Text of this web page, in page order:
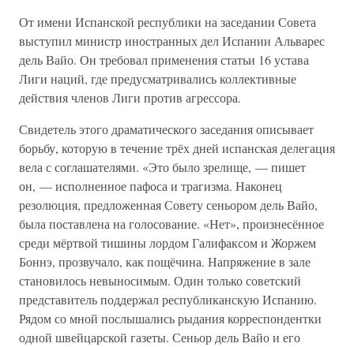
От имени Испанской республики на заседании Совета
выступил министр иностранных дел Испании Альварес
дель Вайо. Он требовал применения статьи 16 устава
Лиги наций, где предусматривались коллективные
действия членов Лиги против агрессора.
Свидетель этого драматического заседания описывает
борьбу, которую в течение трёх дней испанская делегация
вела с соглашателями. «Это было зрелище, — пишет
он, — исполненное пафоса и трагизма. Наконец
резолюция, предложенная Совету сеньором дель Вайо,
была поставлена на голосование. «Нет», произнесённое
среди мёртвой тишины лордом Галифаксом и Жоржем
Боннэ, прозвучало, как пощёчина. Напряжение в зале
становилось невыносимым. Один только советский
представитель поддержал республиканскую Испанию.
Рядом со мной послышались рыдания корреспондентки
одной швейцарской газеты. Сеньор дель Вайо и его